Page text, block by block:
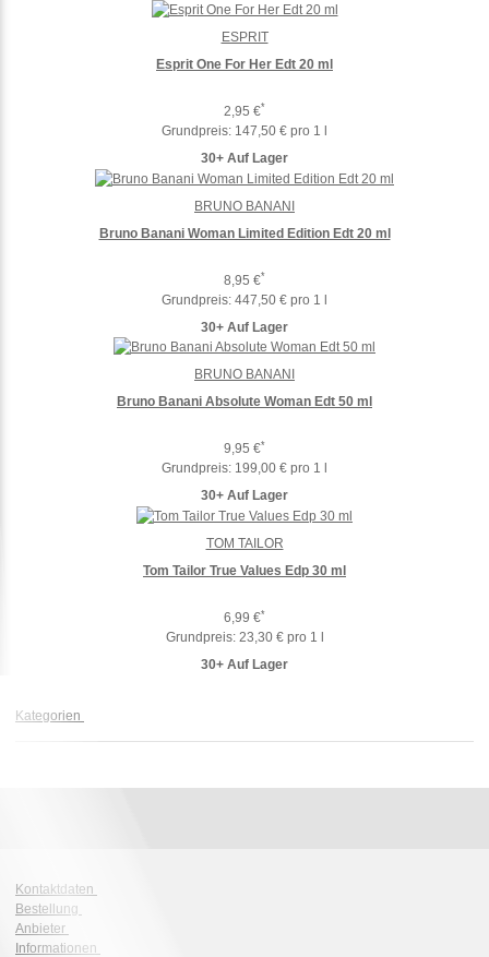
Esprit One For Her Edt 20 ml
2,95 €*
Grundpreis: 147,50 € pro 1 l
30+ Auf Lager
ESPRIT
Bruno Banani Woman Limited Edition Edt 20 ml
8,95 €*
Grundpreis: 447,50 € pro 1 l
30+ Auf Lager
BRUNO BANANI
Bruno Banani Absolute Woman Edt 50 ml
9,95 €*
Grundpreis: 199,00 € pro 1 l
30+ Auf Lager
BRUNO BANANI
Tom Tailor True Values Edp 30 ml
6,99 €*
Grundpreis: 23,30 € pro 1 l
30+ Auf Lager
TOM TAILOR
Kategorien
Kontaktdaten
Bestellung
Anbieter
Informationen